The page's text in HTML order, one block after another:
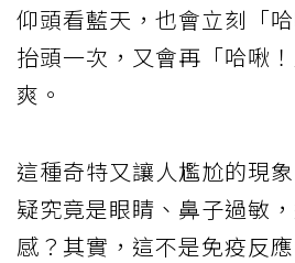
仰頭看藍天，也會立刻「
抬頭一次，又會再「哈啾
爽。
這種奇特又讓人尷尬的現
疑究竟是眼睛、鼻子過敏
感？其實，這不是免疫反